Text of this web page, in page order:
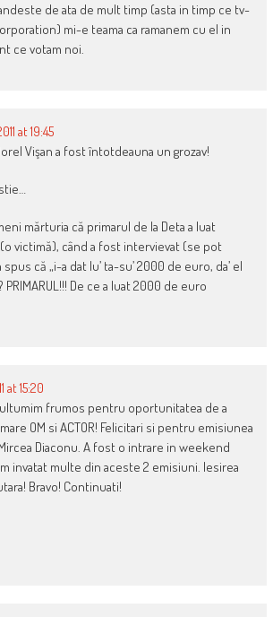
de ata de mult timp (asta in timp ce tv-
mi-e teama ca ramanem cu el in
ce votam noi.
at 19:45
Vişan a fost întotdeauna un grozav!
mărturia că primarul de la Deta a luat
(o victimă), când a fost intervievat (se pot
că „i-a dat lu’ ta-su’ 2000 de euro, da’ el
PRIMARUL!!! De ce a luat 2000 de euro
at 15:20
frumos pentru oportunitatea de a
OM si ACTOR! Felicitari si pentru emisiunea
Diaconu. A fost o intrare in weekend
invatat multe din aceste 2 emisiuni. Iesirea
Bravo! Continuati!